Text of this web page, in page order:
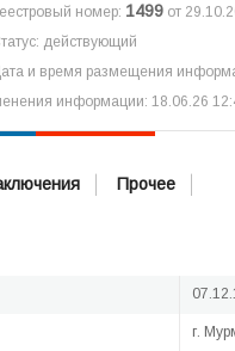
номер: 1499 от
действующий
и время размещения
информации: 18.06.26
Прочее
г.